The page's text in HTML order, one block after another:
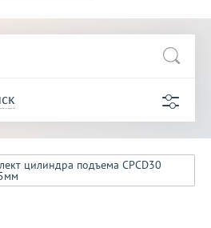
цилиндра подъема CPCD30